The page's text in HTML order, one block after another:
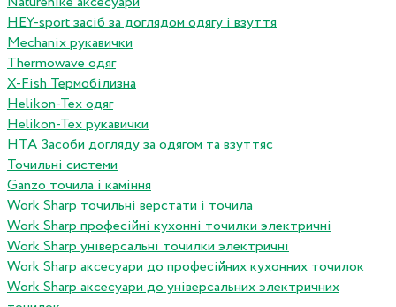
HEY-sport засіб за доглядом одягу і взуття
Mechanix рукавички
Thermowave одяг
X-Fish Термобілизна
Helikon-Tex одяг
Helikon-Tex рукавички
HTA Засоби догляду за одягом та взуттяс
Точильні системи
Ganzo точила і каміння
Work Sharp точильні верстати і точила
Work Sharp професiйнi кухоннi точилки электричнi
Work Sharp унiверсальнi точилки электричнi
Work Sharp аксесуари до професiйних кухонних точилок
Work Sharp аксесуари до унiверсальних электричних